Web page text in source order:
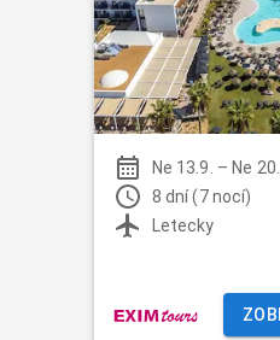
Ne 13.9. – Ne
8 dní (7 nocí)
Letecky